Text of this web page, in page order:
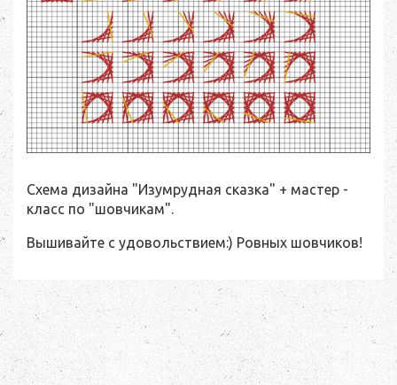
Схема дизайна "Изумрудная сказка" + мастер -
класс по "шовчикам".
Вышивайте с удовольствием:) Ровных шовчиков!